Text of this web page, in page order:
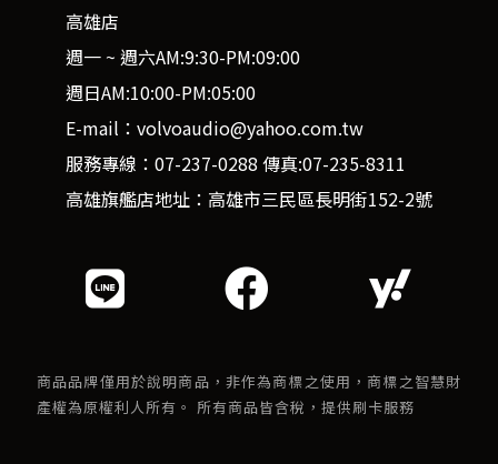
高雄店
週一 ~ 週六AM:9:30-PM:09:00
週日AM:10:00-PM:05:00
E-mail：volvoaudio@yahoo.com.tw
服務專線：07-237-0288 傳真:07-235-8311
高雄旗艦店地址：高雄市三民區長明街152-2號
商品品牌僅用於說明商品，非作為商標之使用，商標之智慧財
產權為原權利人所有。 所有商品皆含稅，提供刷卡服務